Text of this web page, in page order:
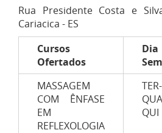
Rua Presidente Costa e
Cariacica - ES
Cursos
Ofertados
MASSAGEM
COM ÊNFASE
EM
REFLEXOLOGIA
TER-
QUI